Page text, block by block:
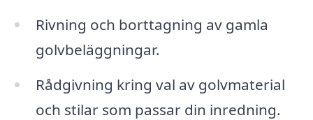
Rivning och borttagning av gamla
golvbeläggningar.
Rådgivning kring val av golvmaterial
och stilar som passar din inredning.